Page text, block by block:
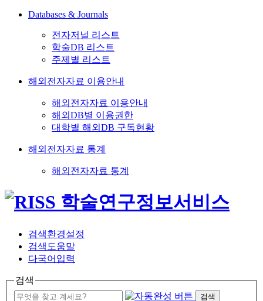
Databases & Journals
전자저널 리스트
학술DB 리스트
주제별 리스트
해외전자자료 이용안내
해외전자자료 이용안내
해외DB별 이용권한
대학별 해외DB 구독현황
해외전자자료 통계
해외전자자료 통계
검색환경설정
검색도움말
다국어입력
검색
검색